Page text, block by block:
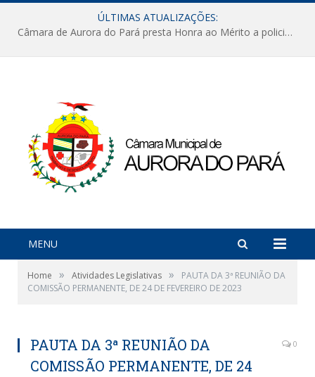
ÚLTIMAS ATUALIZAÇÕES:
Câmara de Aurora do Pará presta Honra ao Mérito a policiais militares em sessão marcada por reconhecimento e emoção
MENU
Home » Atividades Legislativas »
PAUTA DA 3ª REUNIÃO DA
COMISSÃO PERMANENTE, DE 24 DE FEVEREIRO DE 2023
PAUTA DA 3ª REUNIÃO DA
COMISSÃO PERMANENTE, DE 24
0